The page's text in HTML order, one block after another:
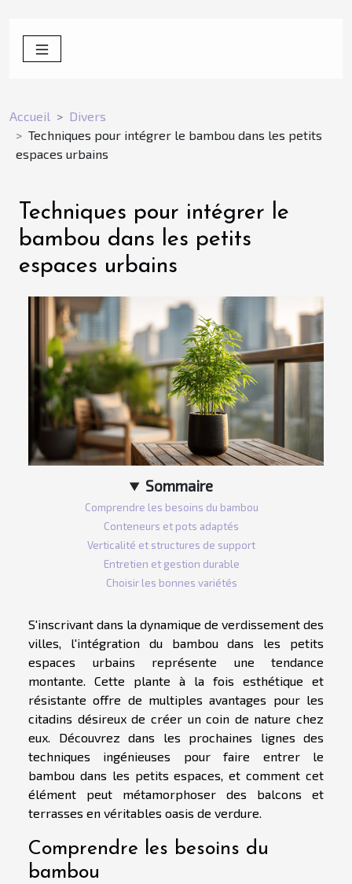
Accueil
Divers
Techniques pour intégrer le bambou dans les petits
espaces urbains
Techniques pour intégrer le
bambou dans les petits
espaces urbains
Sommaire
Comprendre les besoins du bambou
Conteneurs et pots adaptés
Verticalité et structures de support
Entretien et gestion durable
Choisir les bonnes variétés
S'inscrivant dans la dynamique de verdissement des
villes, l'intégration du bambou dans les petits
espaces urbains représente une tendance
montante. Cette plante à la fois esthétique et
résistante offre de multiples avantages pour les
citadins désireux de créer un coin de nature chez
eux. Découvrez dans les prochaines lignes des
techniques ingénieuses pour faire entrer le
bambou dans les petits espaces, et comment cet
élément peut métamorphoser des balcons et
terrasses en véritables oasis de verdure.
Comprendre les besoins du
bambou